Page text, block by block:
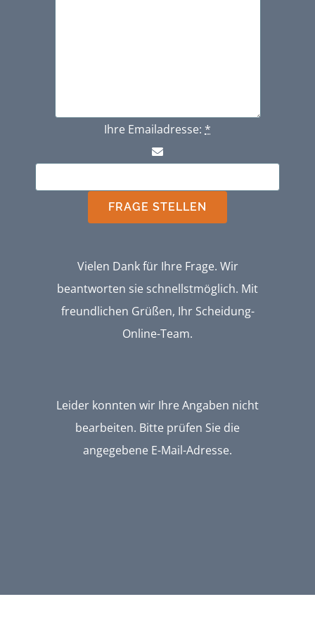
Ihre Emailadresse: *
FRAGE STELLEN
Vielen Dank für Ihre Frage. Wir
beantworten sie schnellstmöglich. Mit
freundlichen Grüßen, Ihr Scheidung-
Online-Team.
Leider konnten wir Ihre Angaben nicht
bearbeiten. Bitte prüfen Sie die
angegebene E-Mail-Adresse.